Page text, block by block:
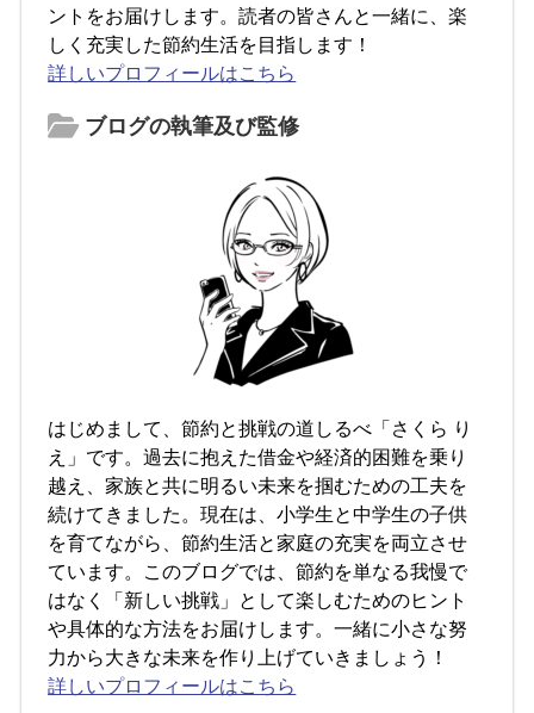
ントをお届けします。読者の皆さんと一緒に、楽
しく充実した節約生活を目指します！
詳しいプロフィールはこちら
ブログの執筆及び監修
はじめまして、節約と挑戦の道しるべ「さくら り
え」です。過去に抱えた借金や経済的困難を乗り
越え、家族と共に明るい未来を掴むための工夫を
続けてきました。現在は、小学生と中学生の子供
を育てながら、節約生活と家庭の充実を両立させ
ています。このブログでは、節約を単なる我慢で
はなく「新しい挑戦」として楽しむためのヒント
や具体的な方法をお届けします。一緒に小さな努
力から大きな未来を作り上げていきましょう！
詳しいプロフィールはこちら